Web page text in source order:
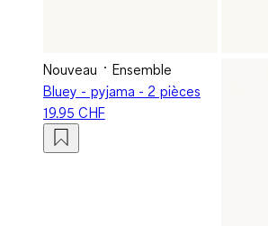
Nouveau
Ensemble
Bluey - pyjama - 2 pièces
19.95 CHF